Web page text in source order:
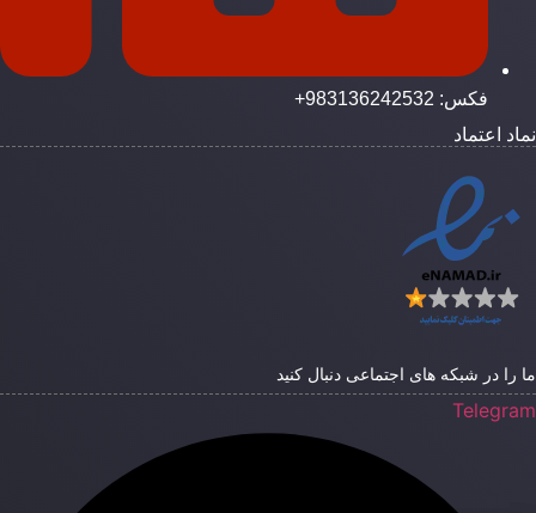
فکس: 983136242532+
اعتماد
را در شبکه های اجتماعی دنبال کنید